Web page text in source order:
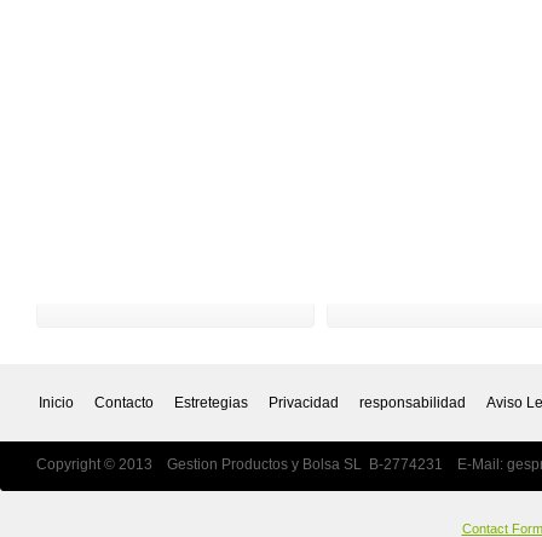
Inicio Contacto Estretegias Privacidad responsabilidad Aviso
Copyright © 2013 Gestion Productos y Bolsa SL B-2774231 E-Mail:
Contact Form